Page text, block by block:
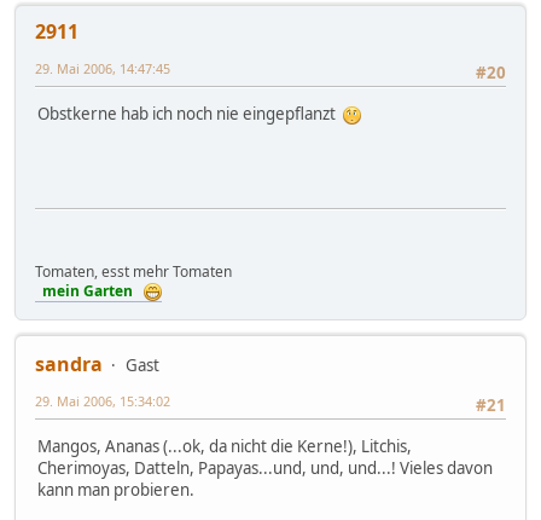
2911
#20
29. Mai 2006, 14:47:45
Obstkerne hab ich noch nie eingepflanzt
Tomaten, esst mehr Tomaten
mein Garten
sandra
Gast
#21
29. Mai 2006, 15:34:02
Mangos, Ananas (...ok, da nicht die Kerne!), Litchis,
Cherimoyas, Datteln, Papayas...und, und, und...! Vieles davon
kann man probieren.